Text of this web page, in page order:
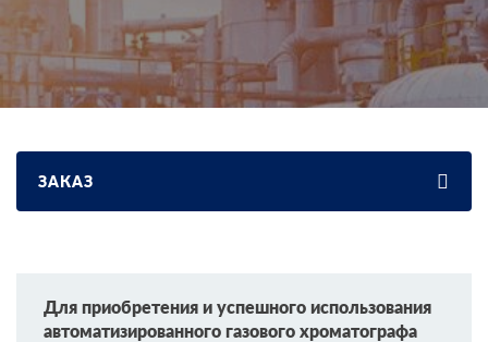
ЗАКАЗ
Для приобретения и успешного использования
автоматизированного газового хроматографа